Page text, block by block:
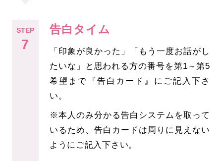
STEP
7
告白タイム
「印象が良かった」「もう一度お話がし
たいな」と思われる方の番号を第1～第5
希望まで『告白カード』にご記入下さ
い。
※本人のみ分かる告白システムを取って
いるため、告白カードは周りに見えない
ようにご記入下さい。